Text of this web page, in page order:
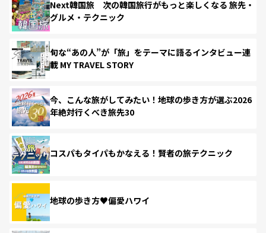
Next韓国旅 次の韓国旅行がもっと楽しくなる 旅先・
グルメ・テクニック
旬な“あの人”が「旅」をテーマに語るインタビュー連
載 MY TRAVEL STORY
今、こんな旅がしてみたい！地球の歩き方が選ぶ2026
年絶対行くべき旅先30
コスパもタイパもかなえる！賢者の旅テクニック
地球の歩き方♥偏愛ハワイ